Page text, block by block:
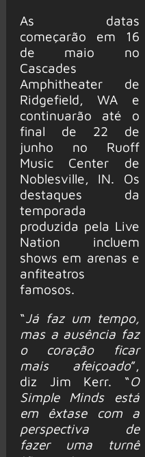
As datas
começarão em 16
de maio no
Cascades
Amphitheater de
Ridgefield, WA e
continuarão até o
final de 22 de
junho no Ruoff
Music Center de
Noblesville, IN. Os
destaques da
temporada
produzida pela Live
Nation incluem
shows em arenas e
anfiteatros
famosos.
“Já faz um tempo,
mas a ausência faz
o coração ficar
mais afeiçoado”,
diz Jim Kerr. “O
Simple Minds está
em êxtase com a
perspectiva de
fazer uma turnê